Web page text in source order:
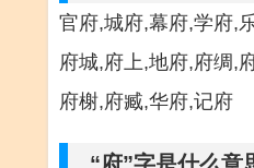
官府,城府,幕府,学府,
府城,府上,地府,府绸,
府榭,府臧,华府,记府